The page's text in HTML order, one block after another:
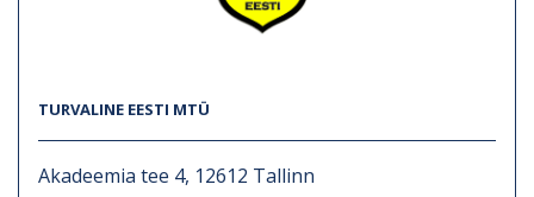
TURVALINE EESTI MTÜ
Akadeemia tee 4, 12612 Tallinn